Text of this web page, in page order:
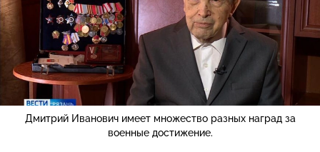
Дмитрий Иванович имеет множество разных наград за
военные достижение.